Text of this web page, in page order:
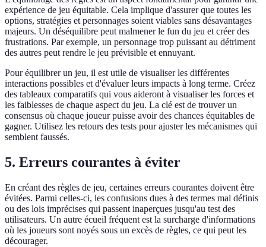
expérience de jeu équitable. Cela implique d'assurer que toutes les
options, stratégies et personnages soient viables sans désavantages
majeurs. Un déséquilibre peut malmener le fun du jeu et créer des
frustrations. Par exemple, un personnage trop puissant au détriment
des autres peut rendre le jeu prévisible et ennuyant.
Pour équilibrer un jeu, il est utile de visualiser les différentes
interactions possibles et d'évaluer leurs impacts à long terme. Créez
des tableaux comparatifs qui vous aideront à visualiser les forces et
les faiblesses de chaque aspect du jeu. La clé est de trouver un
consensus où chaque joueur puisse avoir des chances équitables de
gagner. Utilisez les retours des tests pour ajuster les mécanismes qui
semblent faussés.
5. Erreurs courantes à éviter
En créant des règles de jeu, certaines erreurs courantes doivent être
évitées. Parmi celles-ci, les confusions dues à des termes mal définis
ou des lois imprécises qui passent inaperçues jusqu'au test des
utilisateurs. Un autre écueil fréquent est la surcharge d'informations
où les joueurs sont noyés sous un excès de règles, ce qui peut les
décourager.